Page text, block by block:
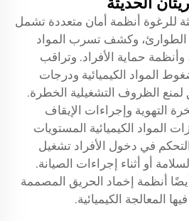
للرغوة أنظمة أمان متعددة تشمل
وكشف تسرب المواد
وأنظمة حماية الأفراد. وتراقب
المواد الكيميائية ودرجات
لمنع الظروف التشغيلية الخطرة.
التهوية وإجراءات الإيقاف
المواد الكيميائية المستويات
في دخول الأفراد تشغيل
أو أثناء إجراءات الصيانة.
أنظمة إخماد الحريق المصممة
المعالجة الكيميائية.